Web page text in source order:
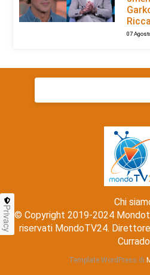
07
Ricerca
Chi
© Copyright 2019-2024
riservati MondoTV24.
Currado
Template WordPress di
Privacy